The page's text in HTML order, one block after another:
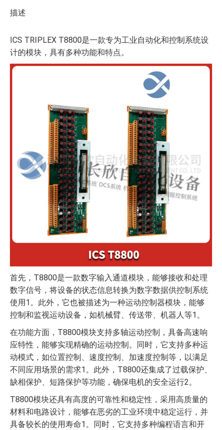
描述
ICS TRIPLEX T8800是一款专为工业自动化和控制系统设
计的模块，具有多种功能和特点。
首先，T8800是一款数字输入通道模块，能够接收和处理
数字信号，将设备的状态信息转换为数字数据供控制系统
使用1。此外，它也被描述为一种运动控制器模块，能够
控制和监视运动设备，如机械臂、传送带、机器人等1。
在功能方面，T8800模块支持多轴运动控制，具备高速响
应特性，能够实现精确的运动控制。同时，它支持多种运
动模式，如位置控制、速度控制、加速度控制等，以满足
不同应用场景的需求1。此外，T8800还集成了过载保护、
缺相保护、短路保护等功能，确保电机的安全运行2。
T8800模块还具有高度的可靠性和稳定性，采用高质量的
材料和电路设计，能够在恶劣的工业环境中稳定运行，并
具备较长的使用寿命1。同时，它支持多种编程语言和开